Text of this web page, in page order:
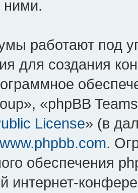
ними.
работают под
для создания
«phpBB
License» (в
www.phpbb.com.
обеспечения
интернет-